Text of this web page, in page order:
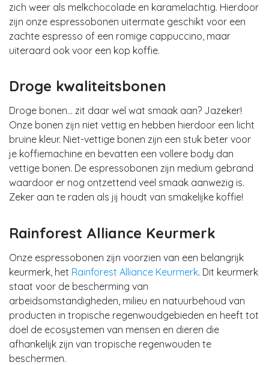
zich weer als melkchocolade en karamelachtig. Hierdoor
zijn onze espressobonen uitermate geschikt voor een
zachte espresso of een romige cappuccino, maar
uiteraard ook voor een kop koffie.
Droge kwaliteitsbonen
Droge bonen… zit daar wel wat smaak aan? Jazeker!
Onze bonen zijn niet vettig en hebben hierdoor een licht
bruine kleur. Niet-vettige bonen zijn een stuk beter voor
je koffiemachine en bevatten een vollere body dan
vettige bonen. De espressobonen zijn medium gebrand
waardoor er nog ontzettend veel smaak aanwezig is.
Zeker aan te raden als jij houdt van smakelijke koffie!
Rainforest Alliance Keurmerk
Onze espressobonen zijn voorzien van een belangrijk
keurmerk, het Rainforest Alliance Keurmerk. Dit keurmerk
staat voor de bescherming van
arbeidsomstandigheden, milieu en natuurbehoud van
producten in tropische regenwoudgebieden en heeft tot
doel de ecosystemen van mensen en dieren die
afhankelijk zijn van tropische regenwouden te
beschermen.